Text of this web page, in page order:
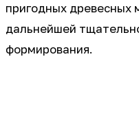
пригодных древесных
дальнейшей
формирования.